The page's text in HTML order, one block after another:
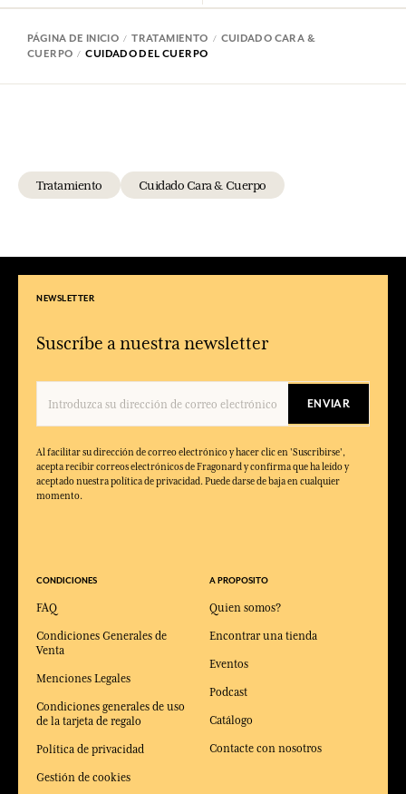
PÁGINA DE INICIO TRATAMIENTO
CUIDADO CARA &
CUERPO
CUIDADO DEL CUERPO
Tratamiento Cuidado Cara & Cuerpo
NEWSLETTER
Suscríbe a nuestra newsletter
ENVIAR
Al facilitar su dirección de correo electrónico y hacer clic en 'Suscribirse',
acepta recibir correos electrónicos de Fragonard y confirma que ha leído y
aceptado nuestra política de privacidad. Puede darse de baja en cualquier
momento.
CONDICIONES
FAQ
Condiciones Generales de
Venta
Menciones Legales
Condiciones generales de uso
de la tarjeta de regalo
Política de privacidad
Gestión de cookies
A PROPOSITO
Quien somos?
Encontrar una tienda
Eventos
Podcast
Catálogo
Contacte con nosotros